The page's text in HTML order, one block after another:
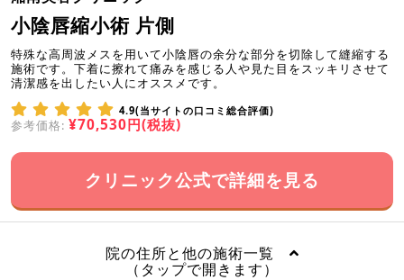
小陰唇縮小術 片側
特殊な高周波メスを用いて小陰唇の余分な部分を切除して縫縮する
施術です。下着に擦れて痛みを感じる人や見た目をスッキリさせて
清潔感を出したい人にオススメです。
4.9(当サイトの口コミ総合評価)
参考価格: ¥70,530円(税抜)
クリニック公式で詳細を見る
院の住所と他の施術一覧
（タップで開きます）